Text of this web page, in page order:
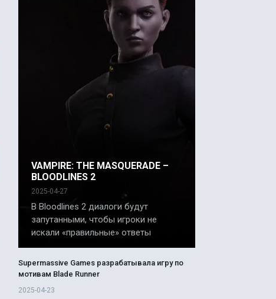
VAMPIRE: THE MASQUERADE –
BLOODLINES 2
2025-04-27
В Bloodlines 2 диалоги будут
запутанными, чтобы игроки не
искали «правильные» ответы
Supermassive Games разрабатывала игру по
мотивам Blade Runner
2025-04-23